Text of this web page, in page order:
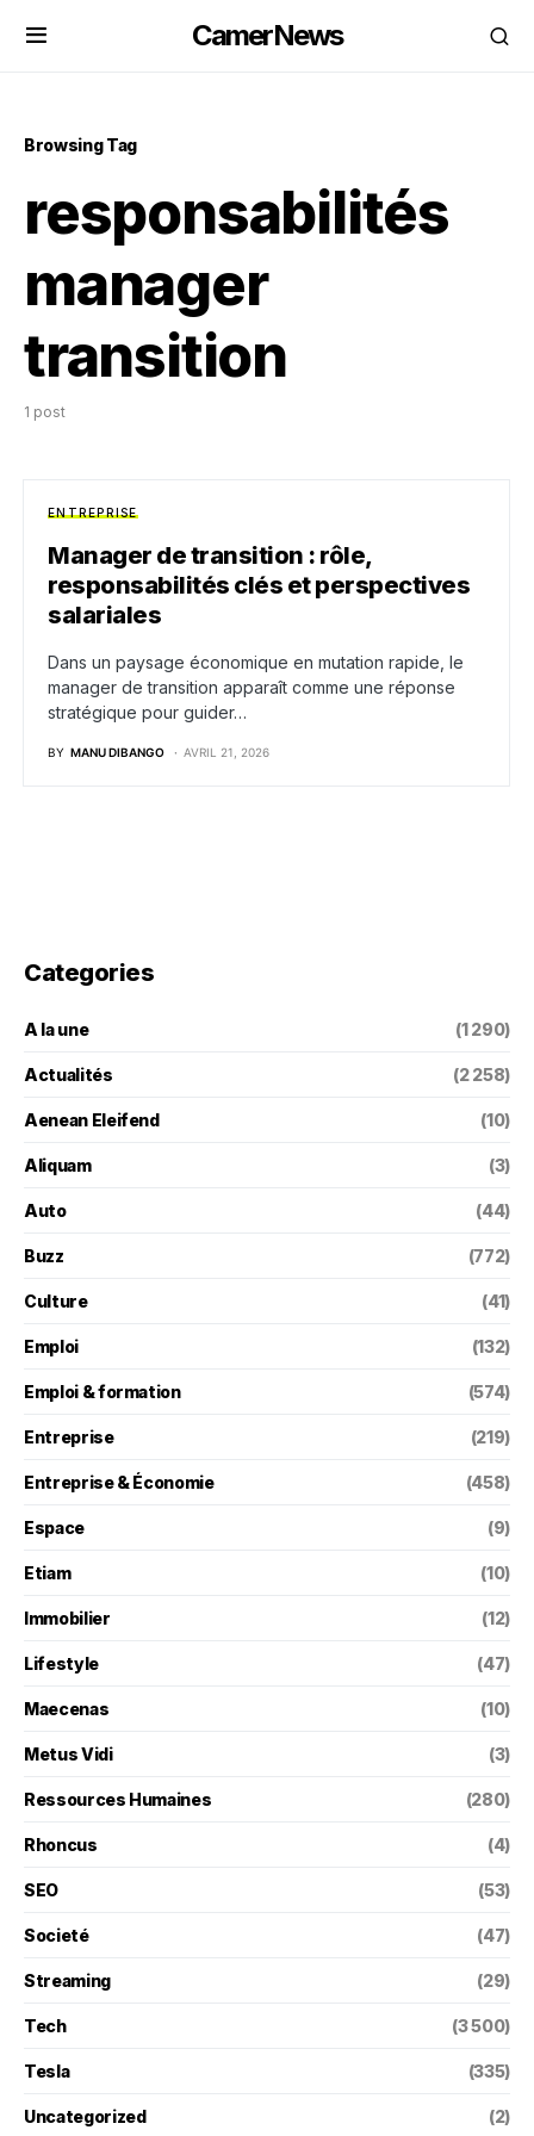
CamerNews
Browsing Tag
responsabilités
manager
transition
1 post
ENTREPRISE
Manager de transition : rôle,
responsabilités clés et perspectives
salariales
Dans un paysage économique en mutation rapide, le
manager de transition apparaît comme une réponse
stratégique pour guider…
BY MANU DIBANGO AVRIL 21, 2026
Categories
A la une (1 290)
Actualités (2 258)
Aenean Eleifend (10)
Aliquam (3)
Auto (44)
Buzz (772)
Culture (41)
Emploi (132)
Emploi & formation (574)
Entreprise (219)
Entreprise & Économie (458)
Espace (9)
Etiam (10)
Immobilier (12)
Lifestyle (47)
Maecenas (10)
Metus Vidi (3)
Ressources Humaines (280)
Rhoncus (4)
SEO (53)
Societé (47)
Streaming (29)
Tech (3 500)
Tesla (335)
Uncategorized (2)